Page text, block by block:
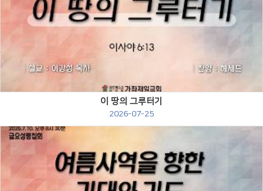
이 땅의 그루터기
2026-07-25